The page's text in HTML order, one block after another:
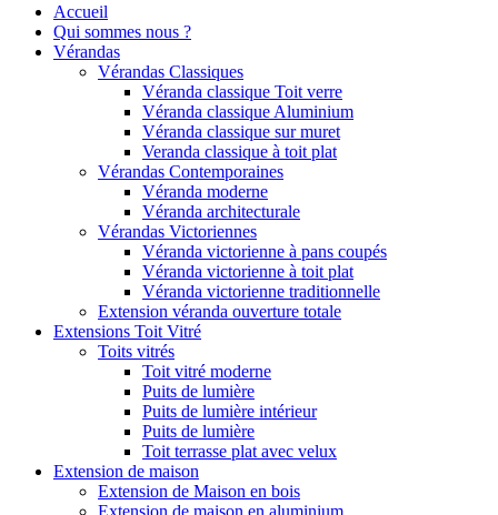
Accueil
Qui sommes nous ?
Vérandas
Vérandas Classiques
Véranda classique Toit verre
Véranda classique Aluminium
Véranda classique sur muret
Veranda classique à toit plat
Vérandas Contemporaines
Véranda moderne
Véranda architecturale
Vérandas Victoriennes
Véranda victorienne à pans coupés
Véranda victorienne à toit plat
Véranda victorienne traditionnelle
Extension véranda ouverture totale
Extensions Toit Vitré
Toits vitrés
Toit vitré moderne
Puits de lumière
Puits de lumière intérieur
Puits de lumière
Toit terrasse plat avec velux
Extension de maison
Extension de Maison en bois
Extension de maison en aluminium